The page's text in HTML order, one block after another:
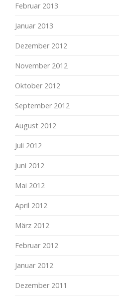
Februar 2013
Januar 2013
Dezember 2012
November 2012
Oktober 2012
September 2012
August 2012
Juli 2012
Juni 2012
Mai 2012
April 2012
März 2012
Februar 2012
Januar 2012
Dezember 2011